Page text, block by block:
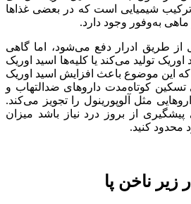
شیمیایی است که در بعضی غذاها
به‌وفور ‌وجود دارد.
از طریق ادرار دفع می‌شود، اما گاهی
تولید می‌کند یا کلیه‌ها اسید اوریک
این موضوع باعث افزایش اسید اوریک
کوتاه‌مدت داروهای ضدالتهاب و
مثل آلوپورینول را تجویز می‌کند.
از بروز درد نیاز باشد میزان
محدود کنید.